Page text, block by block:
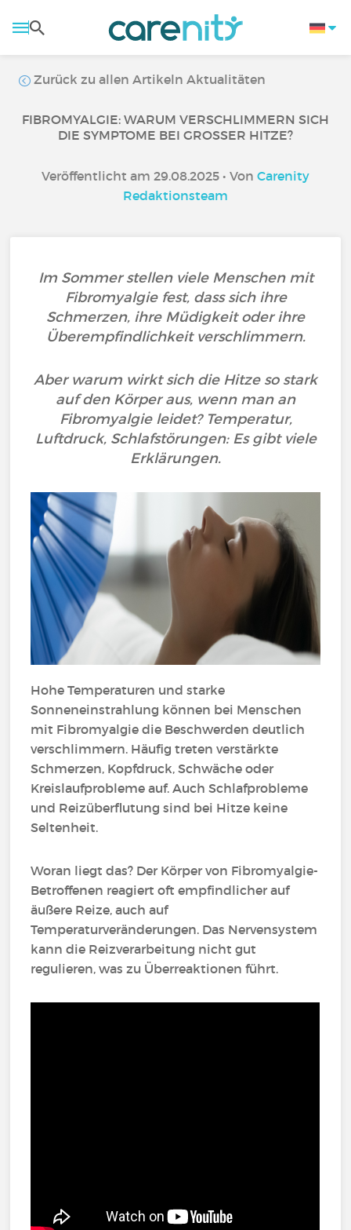
Zurück zu allen Artikeln Aktualitäten
FIBROMYALGIE: WARUM VERSCHLIMMERN SICH
DIE SYMPTOME BEI GROSSER HITZE?
Veröffentlicht am 29.08.2025 • Von Carenity
Redaktionsteam
Im Sommer stellen viele Menschen mit
Fibromyalgie fest, dass sich ihre
Schmerzen, ihre Müdigkeit oder ihre
Überempfindlichkeit verschlimmern.
Aber warum wirkt sich die Hitze so stark
auf den Körper aus, wenn man an
Fibromyalgie leidet? Temperatur,
Luftdruck, Schlafstörungen: Es gibt viele
Erklärungen.
Hohe Temperaturen und starke
Sonneneinstrahlung können bei Menschen
mit Fibromyalgie die Beschwerden deutlich
verschlimmern. Häufig treten verstärkte
Schmerzen, Kopfdruck, Schwäche oder
Kreislaufprobleme auf. Auch Schlafprobleme
und Reizüberflutung sind bei Hitze keine
Seltenheit.
Woran liegt das? Der Körper von Fibromyalgie-
Betroffenen reagiert oft empfindlicher auf
äußere Reize, auch auf
Temperaturveränderungen. Das Nervensystem
kann die Reizverarbeitung nicht gut
regulieren, was zu Überreaktionen führt.